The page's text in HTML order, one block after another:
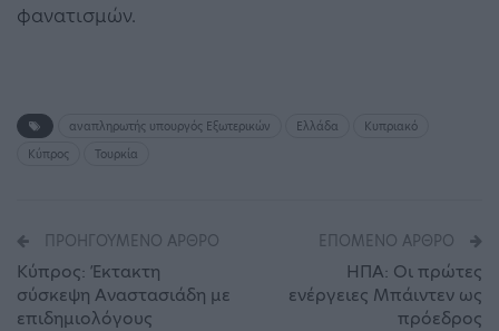
φανατισμών.
αναπληρωτής υπουργός Εξωτερικών Ελλάδα
Κυπριακό
Κύπρος
Τουρκία
ΠΡΟΗΓΟΎΜΕΝΟ ΆΡΘΡΟ
Κύπρος: Έκτακτη
σύσκεψη Αναστασιάδη με
επιδημιολόγους
ΕΠΌΜΕΝΟ ΆΡΘΡΟ
ΗΠΑ: Οι πρώτες
ενέργειες Μπάιντεν ως
πρόεδρος